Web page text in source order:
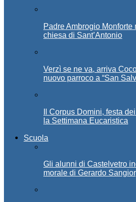
Padre Ambrogio
chiesa di Sant’Antonio
Verzì se ne va, arriva
nuovo parroco a “San
Il Corpus Domini, festa
la Settimana Eucaristica
Scuola
Gli alunni di Castelvetro
morale di Gerardo